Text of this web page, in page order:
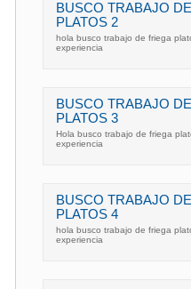
BUSCO TRABAJO
PLATOS 2
hola busco trabajo de friega
experiencia
BUSCO TRABAJO
PLATOS 3
Hola busco trabajo de friega
experiencia
BUSCO TRABAJO
PLATOS 4
hola busco trabajo de friega
experiencia